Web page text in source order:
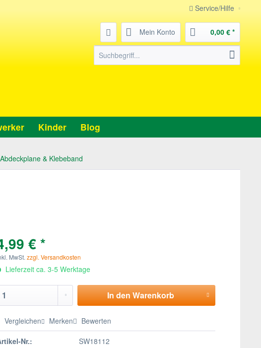
Service/Hilfe
Mein Konto 0,00 € *
Kinder Blog
& Klebeband
€ *
MwSt.zzgl. Versandkosten
Lieferzeit ca. 3-5 Werktage
In denWarenkorb
Vergleichen Merken Bewerten
Nr.:
SW18112